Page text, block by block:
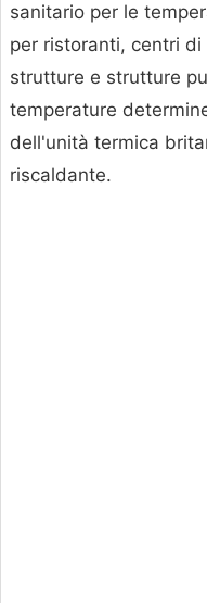
sanitario per le
per ristoranti, centri
strutture e strutture
temperature
dell'unità termica
riscaldante.